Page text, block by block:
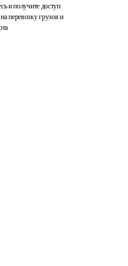
и получите доступ
перевозку грузов и